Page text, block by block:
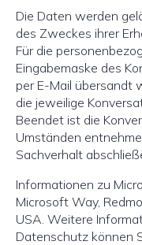
Die Daten werden
des Zweckes ihrer
Für die
Eingabemaske des
per E-Mail übersandt
die jeweilige
Beendet ist die
Umständen
Sachverhalt
Informationen zu
Microsoft Way,
USA. Weitere
Datenschutz können